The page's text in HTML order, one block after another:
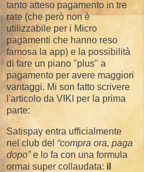
tanto atteso pagamento in tre
rate (che però non è
utilizzabile per i Micro
pagamenti che hanno reso
famosa la app) e la possibilità
di fare un piano "plus" a
pagamento per avere maggiori
vantaggi. Mi son fatto scrivere
l'articolo da VIKI per la prima
parte:
Satispay entra ufficialmente
nel club del “compra ora, paga
dopo”e lo fa con una formula
ormai super collaudata: il